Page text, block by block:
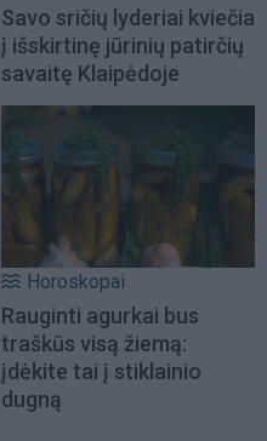
Savo sričių lyderiai kviečia
į išskirtinę jūrinių patirčių
savaitę Klaipėdoje
Horoskopai
Rauginti agurkai bus
traškūs visą žiemą:
įdėkite tai į stiklainio
dugną